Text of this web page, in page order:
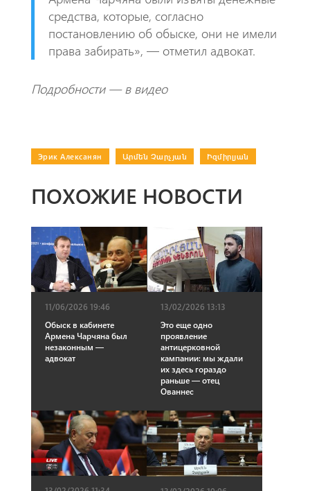
средства, которые, согласно
постановлению об обыске, они не имели
права забирать», — отметил адвокат.
Подробности — в видео
Эрик Алексанян Արմեն Չարչյան Իզմիրլյան
ПОХОЖИЕ НОВОСТИ
11/06/2026 19:46
Обыск в кабинете
Армена Чарчяна был
незаконным —
адвокат
13/02/2026 13:13
Это еще одно
проявление
антицерковной
кампании: мы ждали
их здесь гораздо
раньше — отец
Ованнес